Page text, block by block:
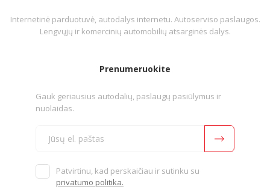
Internetinė parduotuvė, autodalys internetu. Autoserviso paslaugos.
Lengvųjų ir komercinių automobilių atsarginės dalys.
Prenumeruokite
Gauk geriausius autodalių, paslaugų pasiūlymus ir
nuolaidas.
Patvirtinu, kad perskaičiau ir sutinku su
privatumo politika.